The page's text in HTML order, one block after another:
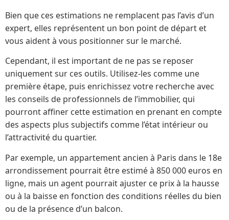
Bien que ces estimations ne remplacent pas l’avis d’un
expert, elles représentent un bon point de départ et
vous aident à vous positionner sur le marché.
Cependant, il est important de ne pas se reposer
uniquement sur ces outils. Utilisez-les comme une
première étape, puis enrichissez votre recherche avec
les conseils de professionnels de l’immobilier, qui
pourront affiner cette estimation en prenant en compte
des aspects plus subjectifs comme l’état intérieur ou
l’attractivité du quartier.
Par exemple, un appartement ancien à Paris dans le 18e
arrondissement pourrait être estimé à 850 000 euros en
ligne, mais un agent pourrait ajuster ce prix à la hausse
ou à la baisse en fonction des conditions réelles du bien
ou de la présence d’un balcon.